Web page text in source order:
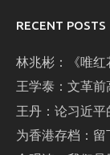
RECENT POSTS
林兆彬：《唯
王学泰：文革前
王丹：论习近平
为香港存档：